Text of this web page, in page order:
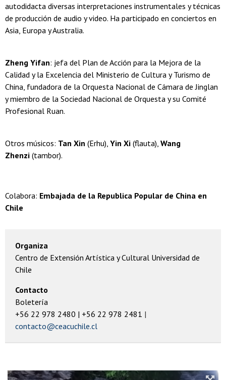
autodidacta diversas interpretaciones instrumentales y técnicas
de producción de audio y video. Ha participado en conciertos en
Asia, Europa y Australia.
Zheng Yifan: jefa del Plan de Acción para la Mejora de la
Calidad y la Excelencia del Ministerio de Cultura y Turismo de
China, fundadora de la Orquesta Nacional de Cámara de Jinglan
y miembro de la Sociedad Nacional de Orquesta y su Comité
Profesional Ruan.
Otros músicos: Tan Xin (Erhu), Yin Xi (flauta), Wang
Zhenzi (tambor).
Colabora: Embajada de la Republica Popular de China en
Chile
Organiza
Centro de Extensión Artística y Cultural Universidad de
Chile
Contacto
Boletería
+56 22 978 2480 | +56 22 978 2481
contacto@ceacuchile.cl